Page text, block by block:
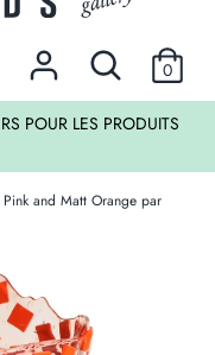
Recherche
0
POUR LES PRODUITS
and Matt Orange par